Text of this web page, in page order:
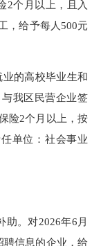
2个月以上 ，且 入
，给予每人500元
的高校毕业生和
我区民营企业签
险2个月以上，按
单位：社会事业
。对2026年6月
信息的企业，给